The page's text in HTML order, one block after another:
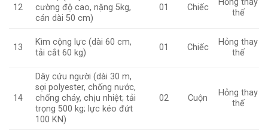
12
cường độ cao, nặng 5kg,
cán dài 50 cm)
01 Chiếc
Hỏng thay
thế
13
Kìm cộng lực (dài 60 cm,
tải cắt 60 kg)
01 Chiếc
Hỏng thay
thế
14
Dây cứu người (dài 30 m,
sợi polyester, chống nước,
chống cháy, chịu nhiệt; tải
trọng 500 kg; lực kéo đứt
100 KN)
02 Cuộn
Hỏng thay
thế